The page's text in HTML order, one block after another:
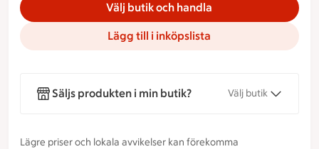
Välj butik och handla
Lägg till i inköpslista
Säljs produkten i min butik? Välj butik
Lägre priser och lokala avvikelser kan förekomma